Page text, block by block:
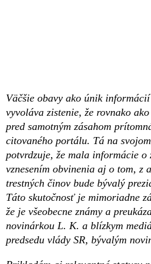
Väčšie obavy ako únik
vyvoláva zistenie, že rovnako
pred samotným zásahom
citovaného portálu. Tá na
potvrdzuje, že mala informácie o
vznesením obvinenia aj o tom, z
trestných činov bude bývalý
Táto skutočnosť je mimoriadne
že je všeobecne známy a
novinárkou L. K. a blízkym
predsedu vlády SR, bývalým